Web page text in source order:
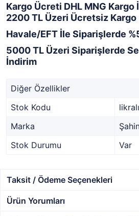
Kargo Ücreti DHL MNG Kargo
2200 TL Üzeri Ücretsiz Kargo
Havale/EFT İle Siparişlerde
5000 TL Üzeri Siparişlerde
İndirim
Diğer Özellikler
Stok Kodu
Marka
Stok Durumu
Var
Taksit / Ödeme Seçenekleri
Ürün Yorumları